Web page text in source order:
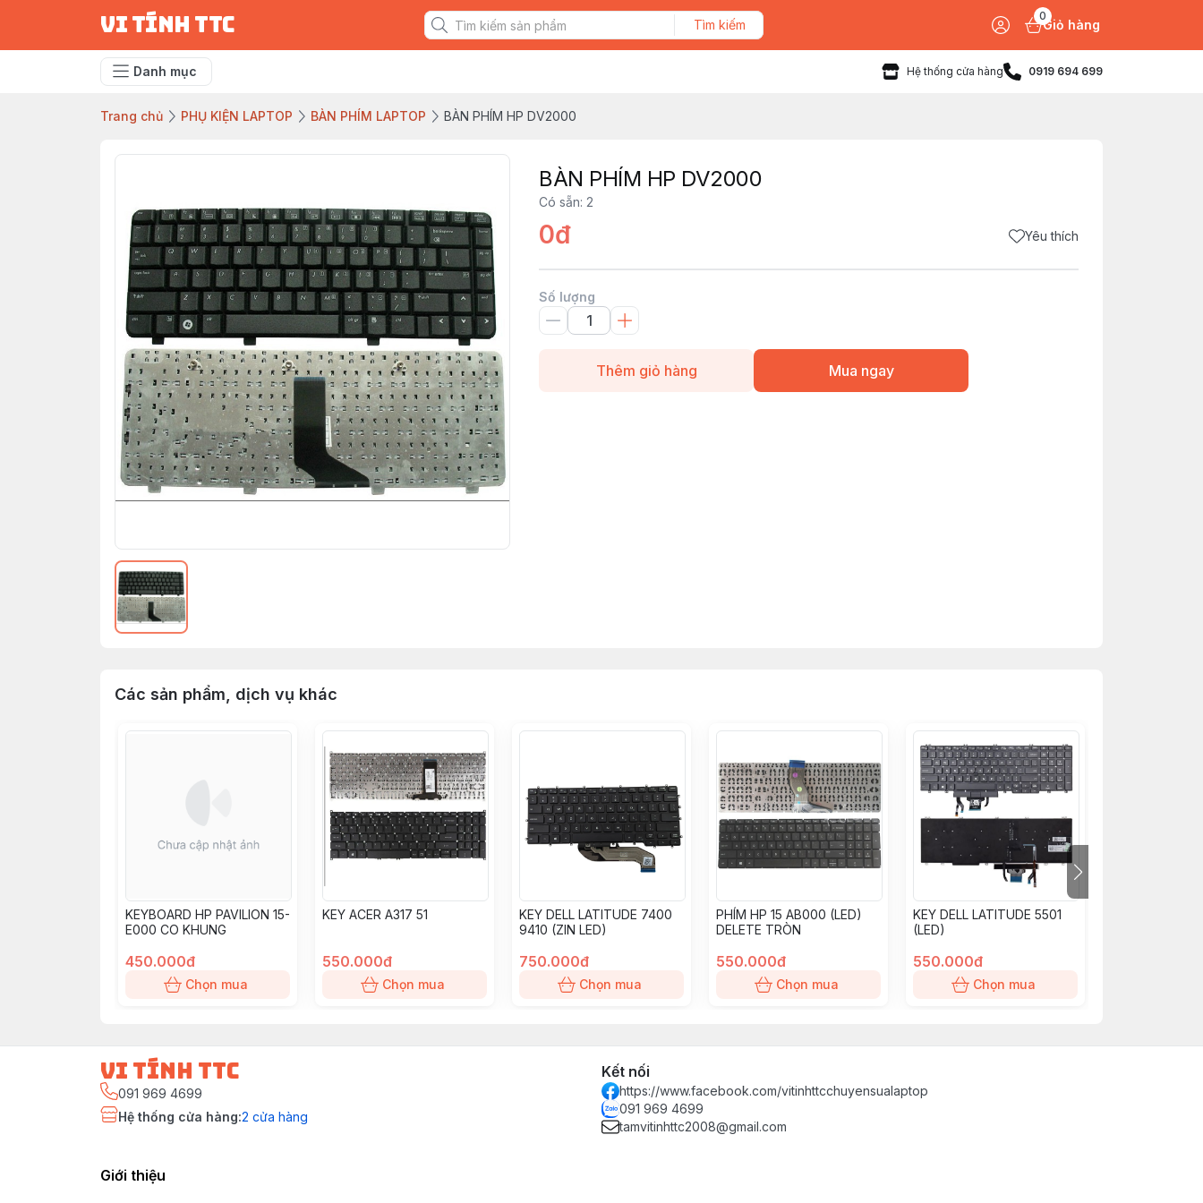
vi tính ttc Tìm kiếm
0
Giỏ hàng
Danh mục Hệ thống cửa hàng 0919 694 699
Trang chủ PHỤ KIỆN LAPTOP BÀN PHÍM LAPTOP BÀN PHÍM HP DV2000
BÀN PHÍM HP DV2000
Có sẵn: 2
0đ Yêu thích
Số lượng
Thêm giỏ hàng Mua ngay
Các sản phẩm, dịch vụ khác
KEYBOARD HP PAVILION 15-
E000 CO KHUNG
450.000đ
Chọn mua
KEY ACER A317 51
550.000đ
Chọn mua
KEY DELL LATITUDE 7400
9410 (ZIN LED)
750.000đ
Chọn mua
PHÍM HP 15 AB000 (LED)
DELETE TRÒN
550.000đ
Chọn mua
KEY DELL LATITUDE 5501
(LED)
550.000đ
Chọn mua
vi tính ttc
091 969 4699
Hệ thống cửa hàng:2 cửa hàng
Kết nối
https://www.facebook.com/vitinhttcchuyensualaptop
091 969 4699
tamvitinhttc2008@gmail.com
Giới thiệu